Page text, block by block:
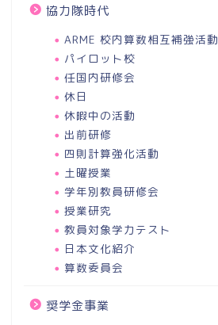
協力隊時代
ARME 校内算数相互補強活動
パイロット校
任国内研修会
休日
休暇中の活動
出前研修
四則計算強化活動
土曜授業
学年別教員研修会
授業研究
教員対象学力テスト
日本文化紹介
算数委員会
奨学金事業